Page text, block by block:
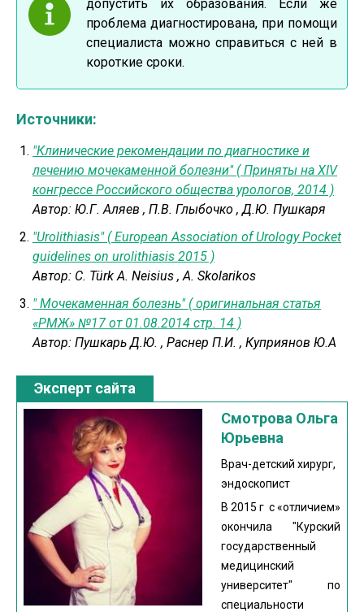
допустить их образования. Если же
проблема диагностирована, при помощи
специалиста можно справиться с ней в
короткие сроки.
Источники:
"Клинические рекомендации по диагностике и
лечению мочекаменной болезни" ( Приняты на XIV
конгрессе Российского общества урологов, 2014 )
Автор: Ю.Г. Аляев , П.В. Глыбочко ,Д.Ю. Пушкаря
"Urolithiasis" ( European Association of Urology Pocket
guidelines on urolithiasis 2015 )
Автор: C. Türk A. Neisius ,A. Skolarikos
" Мочекаменная болезнь" ( оригинальная статья
«РМЖ» №17 от 01.08.2014 стр. 14 )
Автор: Пушкарь Д.Ю. , Раснер П.И. , Куприянов Ю.А
Эксперт сайта
Смотрова Ольга
Юрьевна
Врач-детский хирург,
эндоскопист
В 2015 г с «отличием»
окончила "Курский
государственный
медицинский
университет" по
специальности